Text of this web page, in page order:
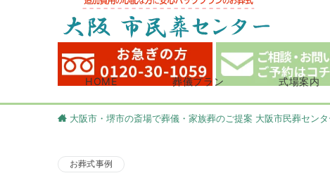
HOME 葬儀プラン 式場案内
大阪市・堺市の斎場で葬儀・家族葬のご提案 大阪市民葬センタ
お葬式事例